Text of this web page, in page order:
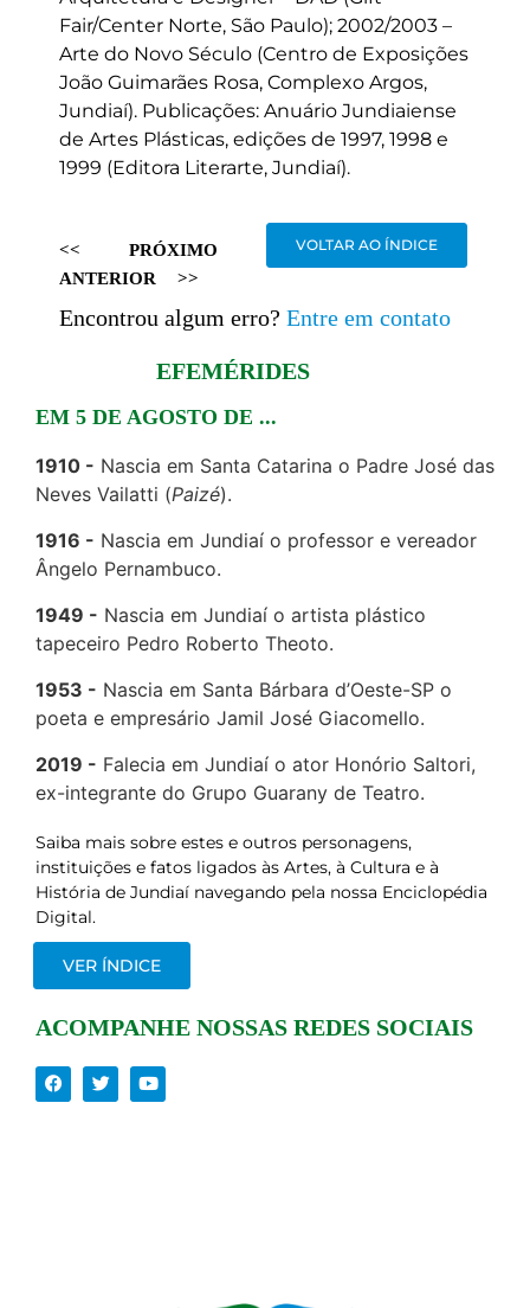
Fair/Center Norte, São Paulo); 2002/2003 –
Arte do Novo Século (Centro de Exposições
João Guimarães Rosa, Complexo Argos,
Jundiaí). Publicações: Anuário Jundiaiense
de Artes Plásticas, edições de 1997, 1998 e
1999 (Editora Literarte, Jundiaí).
<<
ANTERIOR
PRÓXIMO
>>
VOLTAR AO ÍNDICE
Encontrou algum erro? Entre em contato
EFEMÉRIDES
EM 5 DE AGOSTO DE ...
1910
Nascia em Santa Catarina o Padre José das
Neves Vailatti (Paizé).
1916
Nascia em Jundiaí o professor e vereador
Ângelo Pernambuco.
1949
Nascia em Jundiaí o artista plástico
tapeceiro Pedro Roberto Theoto.
1953
Nascia em Santa Bárbara d’Oeste-SP o
poeta e empresário Jamil José Giacomello.
2019
Falecia em Jundiaí o ator Honório Saltori,
ex-integrante do Grupo Guarany de Teatro.
Saiba mais sobre estes e outros personagens,
instituições e fatos ligados às Artes, à Cultura e à
História de Jundiaí navegando pela nossa Enciclopédia
Digital.
VER ÍNDICE
ACOMPANHE NOSSAS REDES SOCIAIS